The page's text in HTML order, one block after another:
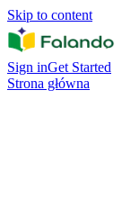
Skip to content
Sign inGet Started
Strona główna